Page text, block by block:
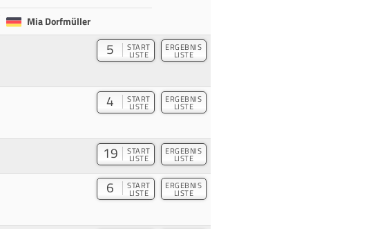
Mia Dorfmüller
5 START
LISTE
ERGEBNIS
LISTE
4 START
LISTE
ERGEBNIS
LISTE
19 START
LISTE
ERGEBNIS
LISTE
6 START
LISTE
ERGEBNIS
LISTE